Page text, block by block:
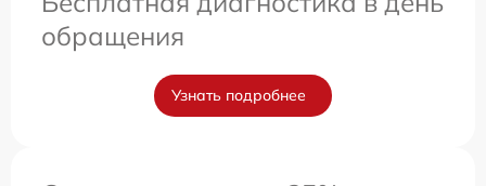
обращения
Узнать подробнее